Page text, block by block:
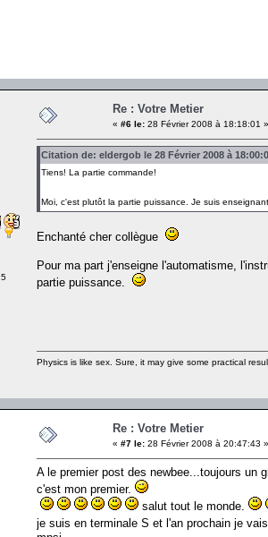
Re : Votre Metier
« #6 le: 28 Février 2008 à 18:18:01 »
Citation de: eldergob le 28 Février 2008 à
Tiens! La partie commande!
Moi, c'est plutôt la partie puissance. Je suis
Enchanté cher collègue
Pour ma part j'enseigne l'automatisme,
partie puissance.
Physics is like sex. Sure, it may give some practical
Re : Votre Metier
« #7 le: 28 Février 2008 à 20:47:43 »
A le premier post des newbee...toujours un
c'est mon premier.
salut tout le monde.
je suis en terminale S et l'an prochain je